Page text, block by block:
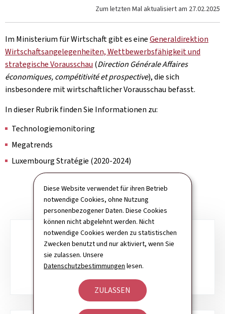
Diese Website verwendet für ihren Betrieb
notwendige Cookies, ohne Nutzung
personenbezogener Daten. Diese Cookies
können nicht abgelehnt werden. Nicht
notwendige Cookies werden zu statistischen
Zwecken benutzt und nur aktiviert, wenn Sie
sie zulassen. Unsere
Datenschutzbestimmungen lesen.
ZULASSEN
Zum letzten Mal aktualisiert am 27.02.2025
Im Ministerium für Wirtschaft gibt es eineGeneraldirektion
Wirtschaftsangelegenheiten, Wettbewerbsfähigkeit und
strategische Vorausschau (Direction Générale Affaires
économiques, compétitivité et prospective), die sich
insbesondere mit wirtschaftlicher Vorausschau befasst.
In dieser Rubrik finden Sie Informationen zu:
Technologiemonitoring
Megatrends
Luxembourg Stratégie (2020-2024)
Unterrubriken
TECHNOLOGIEMONITORING